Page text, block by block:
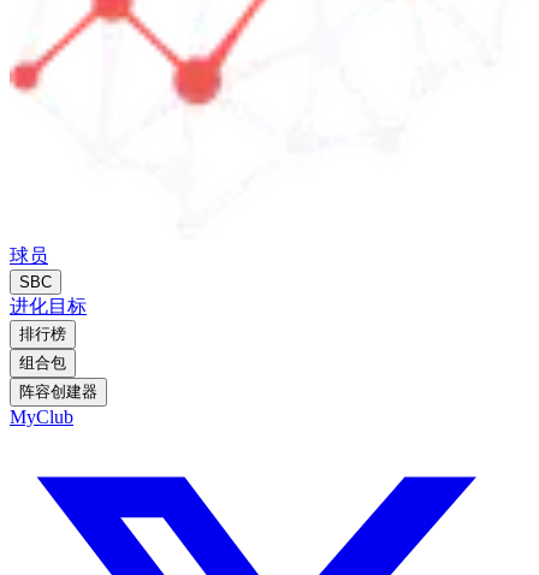
球员
SBC
进化目标
排行榜
组合包
阵容创建器
MyClub